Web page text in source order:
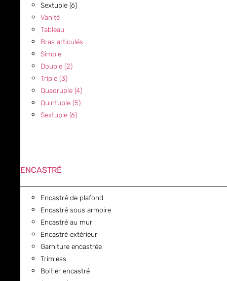
Sextuple (6)
Vanité
Tableau
Bras articulés
Simple
Double (2)
Triple (3)
Quadruple (4)
Quintuple (5)
Sextuple (6)
ENCASTRÉ
Encastré de plafond
Encastré sous armoire
Encastré au mur
Encastré extérieur
Garniture encastrée
Trimless
Boitier encastré